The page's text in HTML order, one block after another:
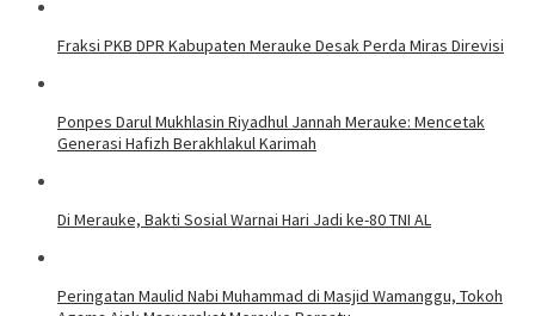
Fraksi PKB DPR Kabupaten Merauke Desak Perda Miras Direvisi
Ponpes Darul Mukhlasin Riyadhul Jannah Merauke: Mencetak
Generasi Hafizh Berakhlakul Karimah
Di Merauke, Bakti Sosial Warnai Hari Jadi ke-80 TNI AL
Peringatan Maulid Nabi Muhammad di Masjid Wamanggu, Tokoh